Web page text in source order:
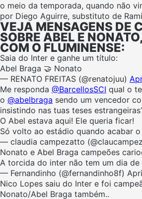
o meio da temporada, quando não
por Diego Aguirre, substituto de
VEJA MENSAGENS DE
SOBRE ABEL E
COM O FLUMINENSE:
Saia do Inter e ganhe um título:
Abel Braga 🤝 Nonato
— RENATO FREITAS (@renatojuu)
Me responda @BarcellosSCI qual o
o @abelbraga sendo um vencedor
insistindo nas tuas teses
O Abel estava aqui! Ele queria ficar!
Só volto ao estádio quando acabar
— claudia campezatto
Nonato e Abel Braga campeões
A torcida do inter não tem um dia de
— Fernandinho (@fernandinho8f)
Nico Lopes saiu do Inter e foi
Nonato/Abel Braga também..